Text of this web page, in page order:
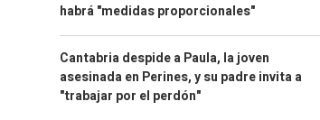
habrá "medidas proporcionales"
Cantabria despide a Paula, la joven
asesinada en Perines, y su padre invita a
"trabajar por el perdón"